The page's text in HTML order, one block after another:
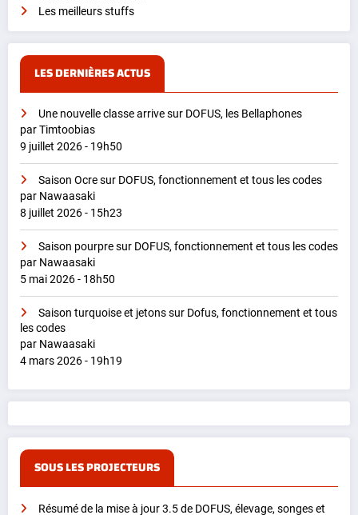
Les meilleurs stuffs
LES DERNIÈRES ACTUS
Une nouvelle classe arrive sur DOFUS, les Bellaphones
par Timtoobias
9 juillet 2026 - 19h50
Saison Ocre sur DOFUS, fonctionnement et tous les codes
par Nawaasaki
8 juillet 2026 - 15h23
Saison pourpre sur DOFUS, fonctionnement et tous les codes
par Nawaasaki
5 mai 2026 - 18h50
Saison turquoise et jetons sur Dofus, fonctionnement et tous
les codes
par Nawaasaki
4 mars 2026 - 19h19
SOUS LES PROJECTEURS
Résumé de la mise à jour 3.5 de DOFUS, élevage, songes et